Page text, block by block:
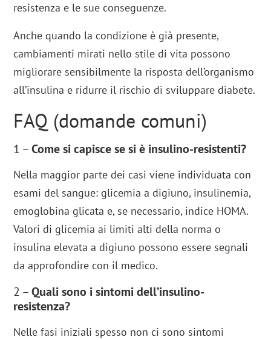
resistenza e le sue conseguenze.
Anche quando la condizione è già presente,
cambiamenti mirati nello stile di vita possono
migliorare sensibilmente la risposta dell’organismo
all’insulina e ridurre il rischio di sviluppare diabete.
FAQ (domande comuni)
1 –Come si capisce se si è insulino-resistenti?
Nella maggior parte dei casi viene individuata con
esami del sangue: glicemia a digiuno, insulinemia,
emoglobina glicata e, se necessario, indice HOMA.
Valori di glicemia ai limiti alti della norma o
insulina elevata a digiuno possono essere segnali
da approfondire con il medico.
2 –Quali sono i sintomi dell’insulino-
resistenza?
Nelle fasi iniziali spesso non ci sono sintomi